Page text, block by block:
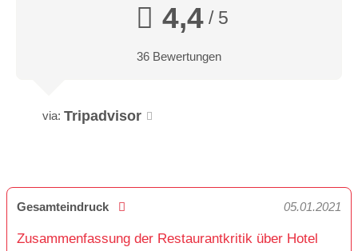
4,4/ 5
36 Bewertungen
via: Tripadvisor
Gesamteindruck 05.01.2021
Zusammenfassung der Restaurantkritik über Hotel